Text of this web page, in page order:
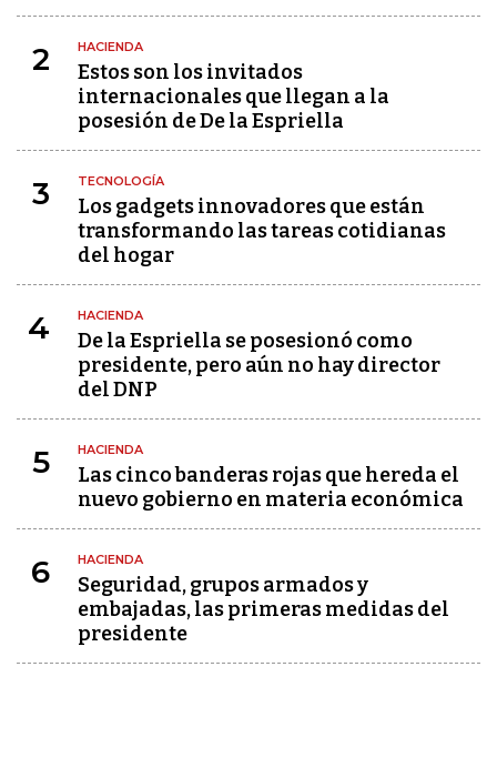
2 HACIENDA
Estos son los invitados
internacionales que llegan a la
posesión de De la Espriella
3 TECNOLOGÍA
Los gadgets innovadores que están
transformando las tareas cotidianas
del hogar
4 HACIENDA
De la Espriella se posesionó como
presidente, pero aún no hay director
del DNP
5 HACIENDA
Las cinco banderas rojas que hereda el
nuevo gobierno en materia económica
6 HACIENDA
Seguridad, grupos armados y
embajadas, las primeras medidas del
presidente